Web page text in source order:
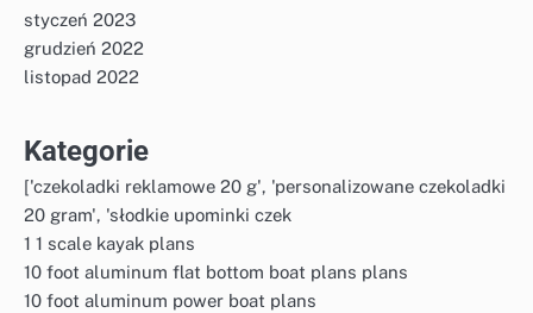
styczeń 2023
grudzień 2022
listopad 2022
Kategorie
['czekoladki reklamowe 20 g', 'personalizowane czekoladki
20 gram', 'słodkie upominki czek
1 1 scale kayak plans
10 foot aluminum flat bottom boat plans plans
10 foot aluminum power boat plans